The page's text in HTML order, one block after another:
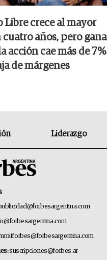
Libre crece al mayor
años, pero gana
acción cae más de 7%
de márgenes
Liderazgo
suscripciones@forbes.ar